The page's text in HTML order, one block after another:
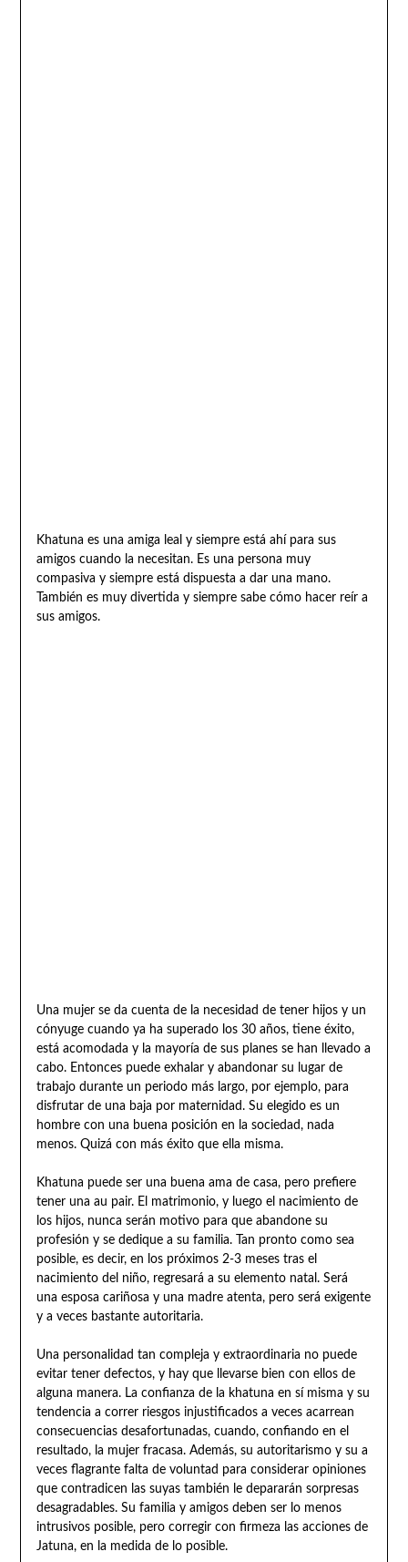
Khatuna es una amiga leal y siempre está ahí para sus
amigos cuando la necesitan. Es una persona muy
compasiva y siempre está dispuesta a dar una mano.
También es muy divertida y siempre sabe cómo hacer reír a
sus amigos.
Una mujer se da cuenta de la necesidad de tener hijos y un
cónyuge cuando ya ha superado los 30 años, tiene éxito,
está acomodada y la mayoría de sus planes se han llevado a
cabo. Entonces puede exhalar y abandonar su lugar de
trabajo durante un periodo más largo, por ejemplo, para
disfrutar de una baja por maternidad. Su elegido es un
hombre con una buena posición en la sociedad, nada
menos. Quizá con más éxito que ella misma.
Khatuna puede ser una buena ama de casa, pero prefiere
tener una au pair. El matrimonio, y luego el nacimiento de
los hijos, nunca serán motivo para que abandone su
profesión y se dedique a su familia. Tan pronto como sea
posible, es decir, en los próximos 2-3 meses tras el
nacimiento del niño, regresará a su elemento natal. Será
una esposa cariñosa y una madre atenta, pero será exigente
y a veces bastante autoritaria.
Una personalidad tan compleja y extraordinaria no puede
evitar tener defectos, y hay que llevarse bien con ellos de
alguna manera. La confianza de la khatuna en sí misma y su
tendencia a correr riesgos injustificados a veces acarrean
consecuencias desafortunadas, cuando, confiando en el
resultado, la mujer fracasa. Además, su autoritarismo y su a
veces flagrante falta de voluntad para considerar opiniones
que contradicen las suyas también le depararán sorpresas
desagradables. Su familia y amigos deben ser lo menos
intrusivos posible, pero corregir con firmeza las acciones de
Jatuna, en la medida de lo posible.